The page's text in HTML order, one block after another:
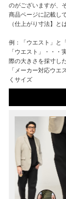
のがございますが、
商品ページに記載し
（仕上がり寸法】と
例：「ウエスト」と
「ウエスト」・・
際の大きさを採寸し
「メーカー対応ウ
くサイズ